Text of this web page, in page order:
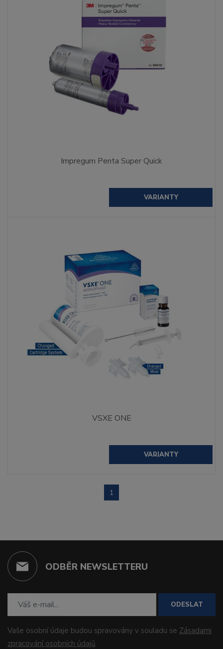
Impregum Penta Super Quick
VARIANTY
VSXE ONE
VARIANTY
1
ODBĚR NEWSLETTERU
ODESLAT
Vaše osobní údaje budou spravovány v souladu se Zásadami
zpracování osobních údajů.